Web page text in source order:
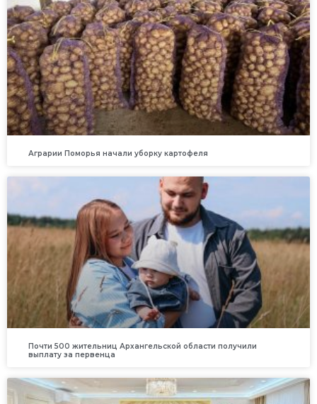
Аграрии Поморья начали уборку картофеля
Почти 500 жительниц Архангельской области получили
выплату за первенца